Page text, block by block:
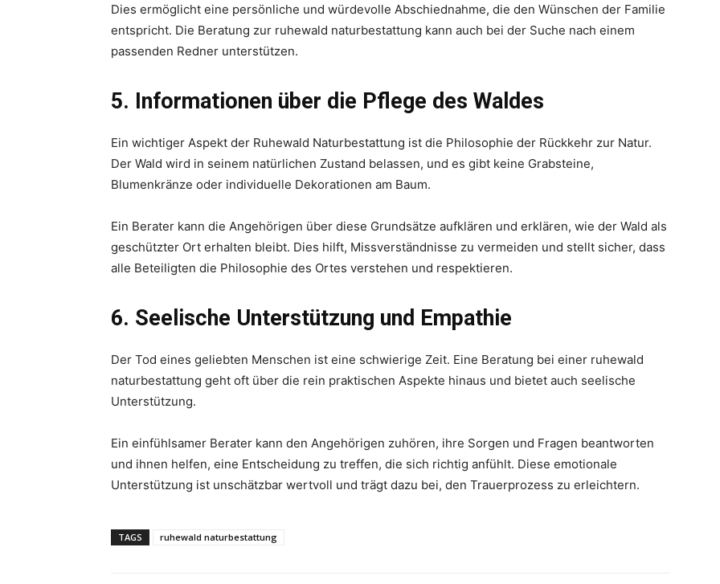
Dies ermöglicht eine persönliche und würdevolle Abschiednahme, die den Wünschen der Familie
entspricht. Die Beratung zur ruhewald naturbestattung kann auch bei der Suche nach einem
passenden Redner unterstützen.
5. Informationen über die Pflege des Waldes
Ein wichtiger Aspekt der Ruhewald Naturbestattung ist die Philosophie der Rückkehr zur Natur.
Der Wald wird in seinem natürlichen Zustand belassen, und es gibt keine Grabsteine,
Blumenkränze oder individuelle Dekorationen am Baum.
Ein Berater kann die Angehörigen über diese Grundsätze aufklären und erklären, wie der Wald als
geschützter Ort erhalten bleibt. Dies hilft, Missverständnisse zu vermeiden und stellt sicher, dass
alle Beteiligten die Philosophie des Ortes verstehen und respektieren.
6. Seelische Unterstützung und Empathie
Der Tod eines geliebten Menschen ist eine schwierige Zeit. Eine Beratung bei einer ruhewald
naturbestattung geht oft über die rein praktischen Aspekte hinaus und bietet auch seelische
Unterstützung.
Ein einfühlsamer Berater kann den Angehörigen zuhören, ihre Sorgen und Fragen beantworten
und ihnen helfen, eine Entscheidung zu treffen, die sich richtig anfühlt. Diese emotionale
Unterstützung ist unschätzbar wertvoll und trägt dazu bei, den Trauerprozess zu erleichtern.
TAGS ruhewald naturbestattung